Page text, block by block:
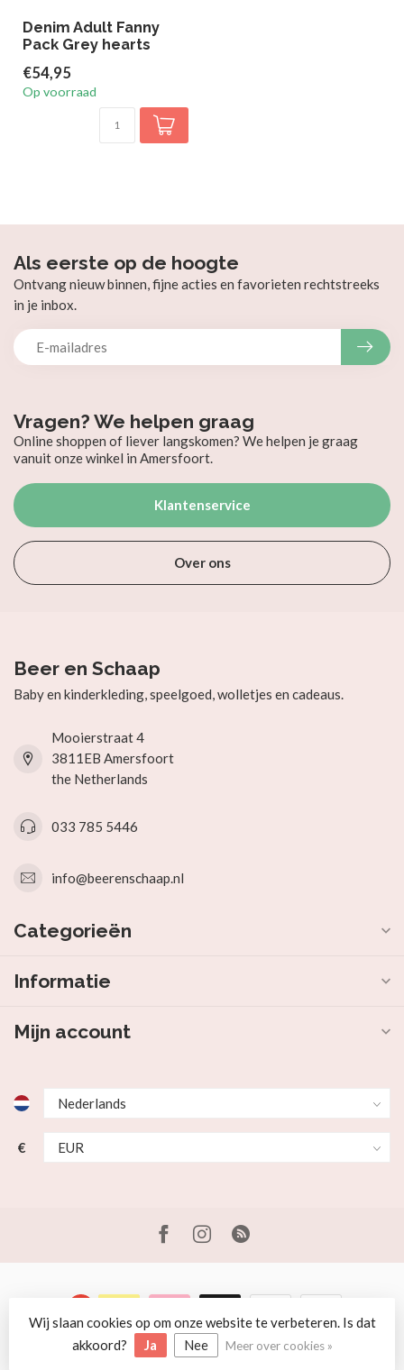
Denim Adult Fanny
Pack Grey hearts
€54,95
Op voorraad
Vragen? We helpen graag
Online shoppen of liever langskomen? We helpen je graag
vanuit onze winkel in Amersfoort.
Klantenservice
Over ons
Als eerste op de hoogte
Ontvang nieuw binnen, fijne acties en favorieten rechtstreeks
in je inbox.
Beer en Schaap
Baby en kinderkleding, speelgoed, wolletjes en cadeaus.
Mooierstraat 4
3811EB Amersfoort
the Netherlands
033 785 5446
info@beerenschaap.nl
Categorieën
Informatie
Mijn account
€
© Copyright 2026 Beer en Schaap
Wij slaan cookies op om onze website te verbeteren. Is dat
akkoord?
Ja Nee Meer over cookies »